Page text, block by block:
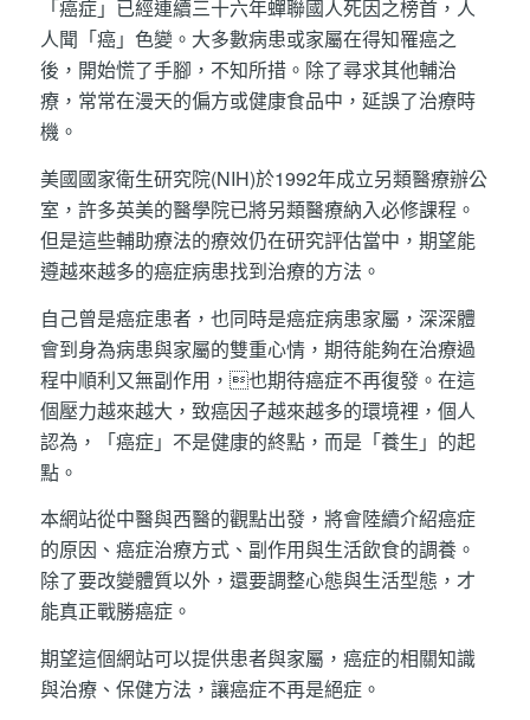
「癌症」已經連續三十六年蟬聯國人死因之榜首，人
人聞「癌」色變。大多數病患或家屬在得知罹癌之
後，開始慌了手腳，不知所措。除了尋求其他輔治
療，常常在漫天的偏方或健康食品中，延誤了治療時
機。
美國國家衛生研究院(NIH)於1992年成立另類醫療辦公
室，許多英美的醫學院已將另類醫療納入必修課程。
但是這些輔助療法的療效仍在研究評估當中，期望能
遵越來越多的癌症病患找到治療的方法。
自己曾是癌症患者，也同時是癌症病患家屬，深深體
會到身為病患與家屬的雙重心情，期待能夠在治療過
程中順利又無副作用，也期待癌症不再復發。在這
個壓力越來越大，致癌因子越來越多的環境裡，個人
認為，「癌症」不是健康的終點，而是「養生」的起
點。
本網站從中醫與西醫的觀點出發，將會陸續介紹癌症
的原因、癌症治療方式、副作用與生活飲食的調養。
除了要改變體質以外，還要調整心態與生活型態，才
能真正戰勝癌症。
期望這個網站可以提供患者與家屬，癌症的相關知識
與治療、保健方法，讓癌症不再是絕症。